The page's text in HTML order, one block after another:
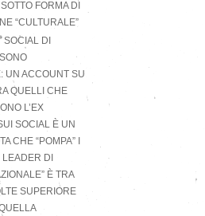
FORMA DI
“CULTURALE”
SOCIAL DI
UN ACCOUNT SU
QUELLI CHE
L’EX
SOCIAL È UN
CHE “POMPA” I
DI
È TRA
SUPERIORE